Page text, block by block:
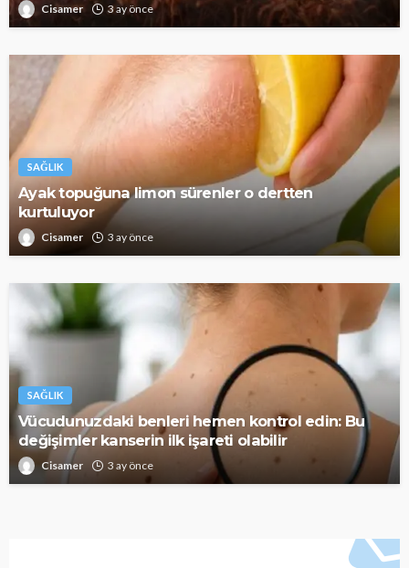
Cisamer 3 ay önce
SAĞLIK
Ayak topuğuna limon sürenler o dertten
kurtuluyor
Cisamer 3 ay önce
SAĞLIK
Vücudunuzdaki benleri hemen kontrol edin: Bu
değişimler kanserin ilk işareti olabilir
Cisamer 3 ay önce